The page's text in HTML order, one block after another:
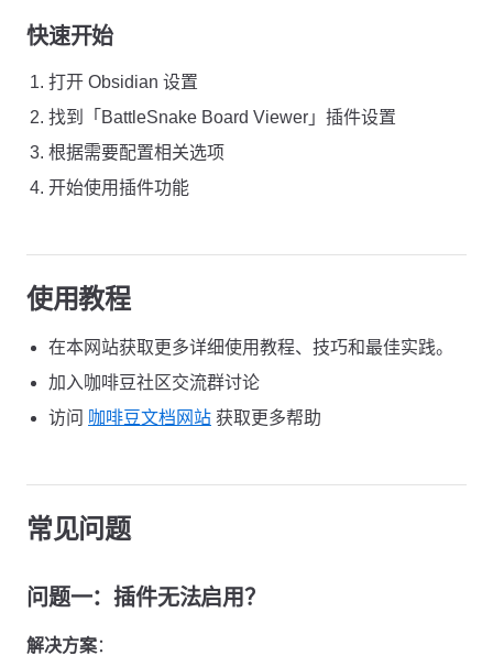
快速开始
打开 Obsidian 设置
找到「BattleSnake Board Viewer」插件设置
根据需要配置相关选项
开始使用插件功能
使用教程
在本网站获取更多详细使用教程、技巧和最佳实践。
加入咖啡豆社区交流群讨论
访问 咖啡豆文档网站 获取更多帮助
常见问题
问题一：插件无法启用？
解决方案：